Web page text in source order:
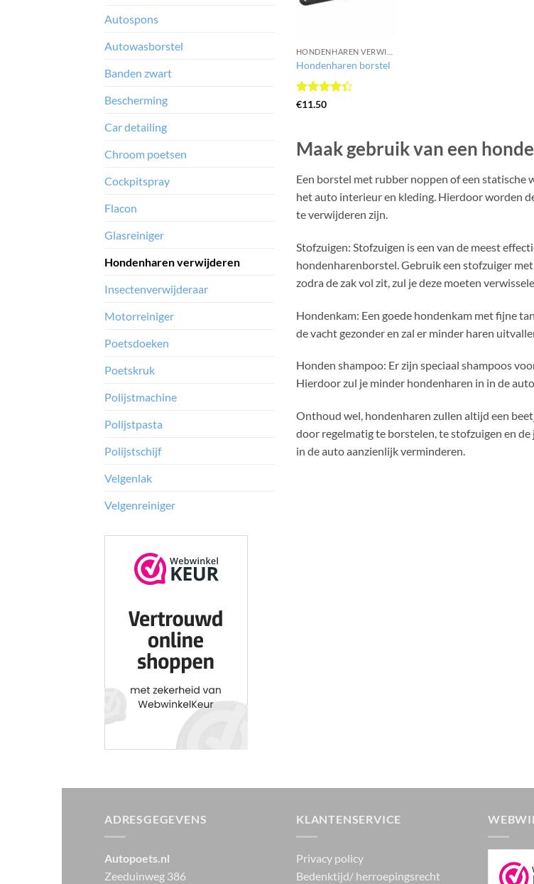
Autospons
Autowasborstel
Banden zwart
Bescherming
Car detailing
Chroom poetsen
Cockpitspray
Flacon
Glasreiniger
Hondenharen verwijderen
Insectenverwijderaar
Motorreiniger
Poetsdoeken
Poetskruk
Polijstmachine
Polijstpasta
Polijstschijf
Velgenlak
Velgenreiniger
Hondenharen borstel
Gewaardeerd
€11.50
Maak gebruik van een
Een borstel met rubber noppen of een
het auto interieur en kleding. Hierdoor worden
te verwijderen zijn.
Stofzuigen: Stofzuigen is een van de meest
hondenharenborstel. Gebruik een stofzuiger
zodra de zak vol zit, zul je deze moeten
Hondenkam: Een goede hondenkam met fijne
de vacht gezonder en zal er minder haren
Honden shampoo: Er zijn speciaal shampoos
Hierdoor zul je minder hondenharen in in de
Onthoud wel, hondenharen zullen altijd een
door regelmatig te borstelen, te stofzuigen en
in de auto aanzienlijk verminderen.
ADRESGEGEVENS
Autopoets.nl
Zeeduinweg 386
KLANTENSERVICE
Privacy policy
Bedenktijd/ herroepingsrecht